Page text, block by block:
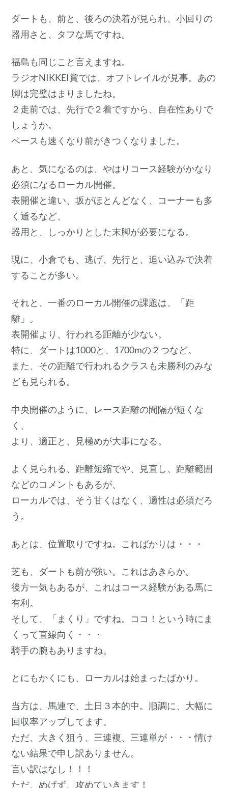
ダートも、前と、後ろの決着が見られ、小回りの
器用さと、タフな馬ですね。
福島も同じこと言えますね。
ラジオNIKKEI賞では、オフトレイルが見事。あの
脚は完璧はまりましたね。
２走前では、先行で２着ですから、自在性ありで
しょうか。
ペースも速くなり前がきつくなりました。
あと、気になるのは、やはりコース経験がかなり
必須になるローカル開催。
表開催と違い、坂がほとんどなく、コーナーも多
く通るなど、
器用と、しっかりとした末脚が必要になる。
現に、小倉でも、逃げ、先行と、追い込みで決着
することが多い。
それと、一番のローカル開催の課題は、「距
離」。
表開催より、行われる距離が少ない。
特に、ダートは1000と、1700mの２つなど。
また、その距離で行われるクラスも未勝利のみな
ども見られる。
中央開催のように、レース距離の間隔が短くな
く、
より、適正と、見極めが大事になる。
よく見られる、距離短縮でや、見直し、距離範囲
などのコメントもあるが、
ローカルでは、そう甘くはなく、適性は必須だろ
う。
あとは、位置取りですね。こればかりは・・・
芝も、ダートも前が強い。これはあきらか。
後方一気もあるが、これはコース経験がある馬に
有利。
そして、「まくり」ですね。ココ！という時にま
くって直線向く・・・
騎手の腕もありますね。
とにもかくにも、ローカルは始まったばかり。
当方は、馬連で、土日３本的中。順調に、大幅に
回収率アップしてます。
ただ、大きく狙う、三連複、三連単が・・・情け
ない結果で申し訳ありません。
言い訳はなし！！！
ただ、めげず、攻めていきます！